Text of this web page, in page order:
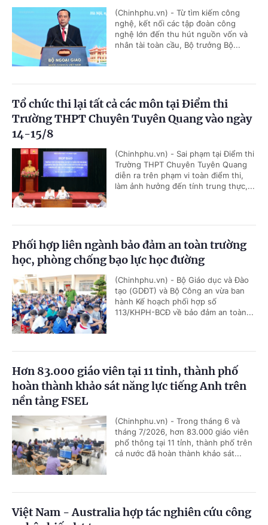
(Chinhphu.vn) - Từ tìm kiếm công
nghệ, kết nối các tập đoàn công
nghệ lớn đến thu hút nguồn vốn và
nhân tài toàn cầu, Bộ trưởng Bộ...
Tổ chức thi lại tất cả các môn tại Điểm thi
Trường THPT Chuyên Tuyên Quang vào ngày
14-15/8
(Chinhphu.vn) - Sai phạm tại Điểm thi
Trường THPT Chuyên Tuyên Quang
diễn ra trên phạm vi toàn điểm thi,
làm ảnh hưởng đến tính trung thực,...
Phối hợp liên ngành bảo đảm an toàn trường
học, phòng chống bạo lực học đường
(Chinhphu.vn) - Bộ Giáo dục và Đào
tạo (GDĐT) và Bộ Công an vừa ban
hành Kế hoạch phối hợp số
113/KHPH-BCĐ về bảo đảm an toàn...
Hơn 83.000 giáo viên tại 11 tỉnh, thành phố
hoàn thành khảo sát năng lực tiếng Anh trên
nền tảng FSEL
(Chinhphu.vn) - Trong tháng 6 và
tháng 7/2026, hơn 83.000 giáo viên
phổ thông tại 11 tỉnh, thành phố trên
cả nước đã hoàn thành khảo sát...
Việt Nam - Australia hợp tác nghiên cứu công